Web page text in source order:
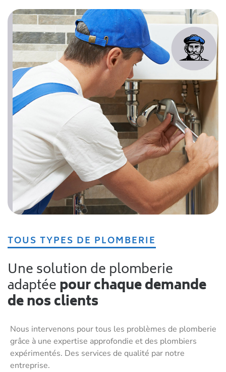
TOUS TYPES DE PLOMBERIE
Une solution de plomberie
adaptéepour chaque demande
de nos clients
Nous intervenons pour tous les problèmes de plomberie
grâce à une expertise approfondie et des plombiers
expérimentés. Des services de qualité par notre
entreprise.